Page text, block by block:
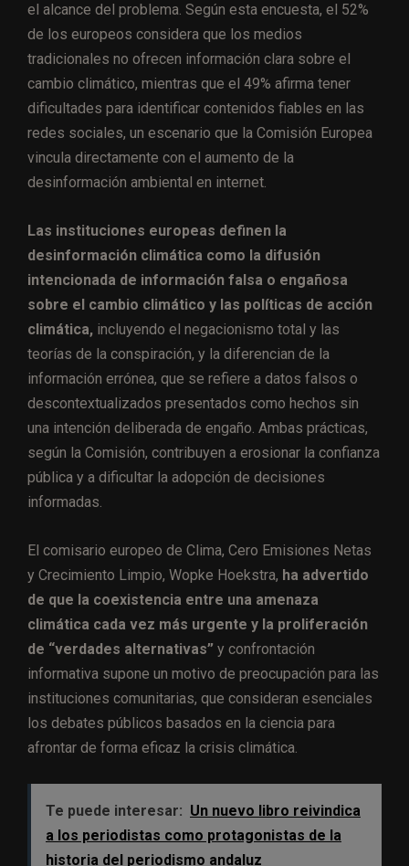
el alcance del problema. Según esta encuesta, el 52%
de los europeos considera que los medios
tradicionales no ofrecen información clara sobre el
cambio climático, mientras que el 49% afirma tener
dificultades para identificar contenidos fiables en las
redes sociales, un escenario que la Comisión Europea
vincula directamente con el aumento de la
desinformación ambiental en internet.
Las instituciones europeas definen la
desinformación climática como la difusión
intencionada de información falsa o engañosa
sobre el cambio climático y las políticas de acción
climática, incluyendo el negacionismo total y las
teorías de la conspiración, y la diferencian de la
información errónea, que se refiere a datos falsos o
descontextualizados presentados como hechos sin
una intención deliberada de engaño. Ambas prácticas,
según la Comisión, contribuyen a erosionar la confianza
pública y a dificultar la adopción de decisiones
informadas.
El comisario europeo de Clima, Cero Emisiones Netas
y Crecimiento Limpio, Wopke Hoekstra, ha advertido
de que la coexistencia entre una amenaza
climática cada vez más urgente y la proliferación
de “verdades alternativas” y confrontación
informativa supone un motivo de preocupación para las
instituciones comunitarias, que consideran esenciales
los debates públicos basados en la ciencia para
afrontar de forma eficaz la crisis climática.
Te puede interesar: Un nuevo libro reivindica
a los periodistas como protagonistas de la
historia del periodismo andaluz